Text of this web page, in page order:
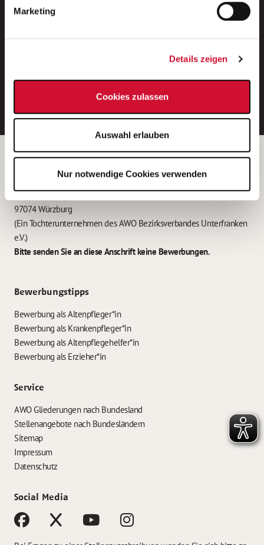
Marketing
Details zeigen
Cookies zulassen
Auswahl erlauben
Nur notwendige Cookies verwenden
E-Mail-Adresse eintragen
Betreiber der Webseite
Garitz Bewirtschaftungsbetriebe GmbH
Kantstraße 45a
97074 Würzburg
(Ein Tochterunternehmen des AWO Bezirksverbandes Unterfranken
e.V.)
Bitte senden Sie an diese Anschrift keine Bewerbungen.
Bewerbungstipps
Bewerbung als Altenpfleger*in
Bewerbung als Krankenpfleger*in
Bewerbung als Altenpflegehelfer*in
Bewerbung als Erzieher*in
Service
AWO Gliederungen nach Bundesland
Stellenangebote nach Bundesländern
Sitemap
Impressum
Datenschutz
Social Media